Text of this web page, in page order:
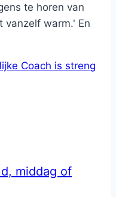
te horen van
vanzelf warm.' En
Coach is streng
middag of